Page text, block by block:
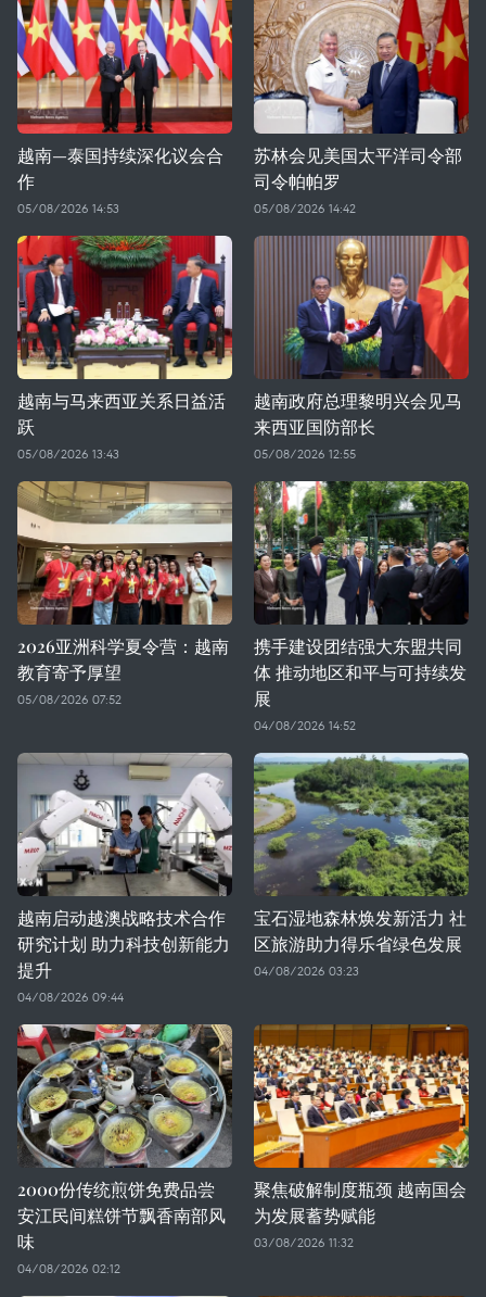
越南—泰国持续深化议会合
作
05/08/2026 14:53
苏林会见美国太平洋司令部
司令帕帕罗
05/08/2026 14:42
越南与马来西亚关系日益活
跃
05/08/2026 13:43
越南政府总理黎明兴会见马
来西亚国防部长
05/08/2026 12:55
2026亚洲科学夏令营：越南
教育寄予厚望
05/08/2026 07:52
携手建设团结强大东盟共同
体 推动地区和平与可持续发
展
04/08/2026 14:52
越南启动越澳战略技术合作
研究计划 助力科技创新能力
提升
04/08/2026 09:44
宝石湿地森林焕发新活力 社
区旅游助力得乐省绿色发展
04/08/2026 03:23
2000份传统煎饼免费品尝
安江民间糕饼节飘香南部风
味
04/08/2026 02:12
聚焦破解制度瓶颈 越南国会
为发展蓄势赋能
03/08/2026 11:32